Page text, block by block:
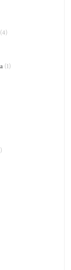
(4)
(1)